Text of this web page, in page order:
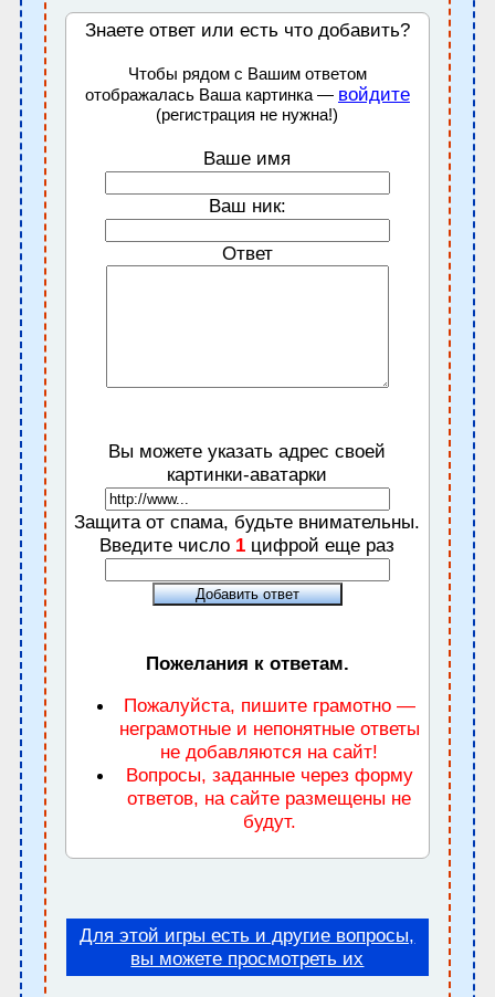
Знаете ответ или есть что добавить?
Чтобы рядом с Вашим ответом
отображалась Ваша картинка — войдите
(регистрация не нужна!)
Ваше имя
Ваш ник:
Ответ
Вы можете указать адрес своей
картинки-аватарки
Защита от спама, будьте внимательны.
Введите число 1 цифрой еще раз
Пожелания к ответам.
Пожалуйста, пишите грамотно —
неграмотные и непонятные ответы
не добавляются на сайт!
Вопросы, заданные через форму
ответов, на сайте размещены не
будут.
Для этой игры есть и другие вопросы,
вы можете просмотреть их